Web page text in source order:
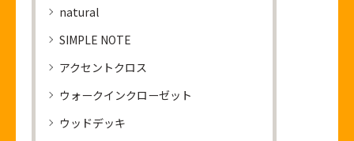
natural
SIMPLE NOTE
アクセントクロス
ウォークインクローゼット
ウッドデッキ